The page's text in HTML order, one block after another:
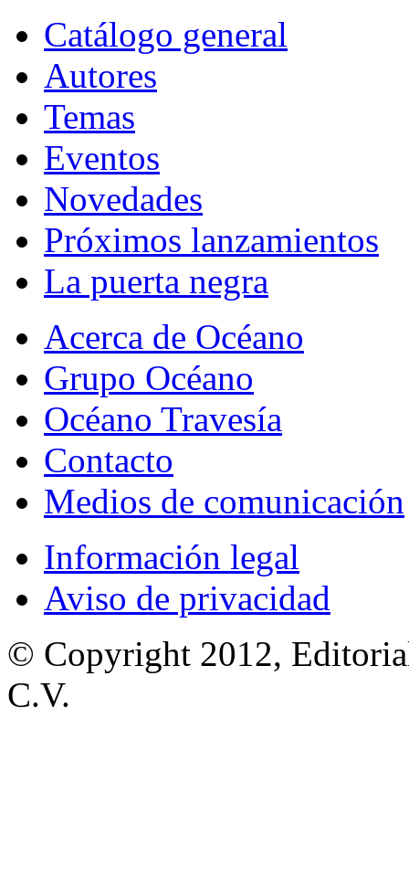
Catálogo general
Autores
Temas
Eventos
Novedades
Próximos lanzamientos
La puerta negra
Acerca de Océano
Grupo Océano
Océano Travesía
Contacto
Medios de comunicación
Información legal
Aviso de privacidad
© Copyright 2012,
C.V.